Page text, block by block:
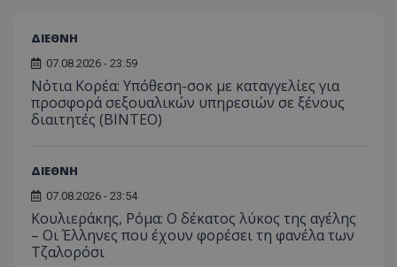
ΔΙΕΘΝΗ
07.08.2026 - 23:59
Νότια Κορέα: Υπόθεση-σοκ με καταγγελίες για
προσφορά σεξουαλικών υπηρεσιών σε ξένους
διαιτητές (BINTEO)
ΔΙΕΘΝΗ
07.08.2026 - 23:54
Κουλιεράκης, Ρόμα: Ο δέκατος λύκος της αγέλης
– Οι Έλληνες που έχουν φορέσει τη φανέλα των
Τζαλορόσι